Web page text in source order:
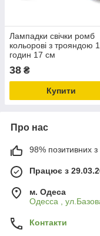
Лампадки свічки ромб
кольорові з трояндою
годин 17 см
38 ₴
Купити
Про нас
98% позитивних з
Працює з
м. Одеса
Одесса ,
Контакти